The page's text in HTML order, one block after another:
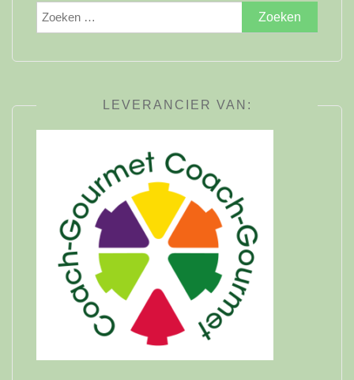
Zoeken
naar:
LEVERANCIER VAN: